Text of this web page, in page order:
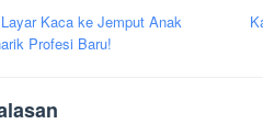
Kaca ke Jemput Anak
Profesi Baru!